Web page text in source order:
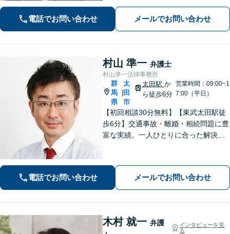
心がけています。交通事故、刑事事
件、医療問題などにも対応【休日の対
応可】
電話でお問い合わせ メールでお問い合わせ
村山 準一 弁護士
村山準一法律事務所
群
馬
県
太
田
市
太田駅 か
ら徒歩6分
営業時間：09:00~1
7:00（平日）
【初回相談30分無料】【東武太田駅徒
歩6分】交通事故・離婚・相続問題に豊
富な実績。一人ひとりに合った解決方
もご相談ください。
電話でお問い合わせ メールでお問い合わせ
木村 就一 弁護
インタビューを見
る